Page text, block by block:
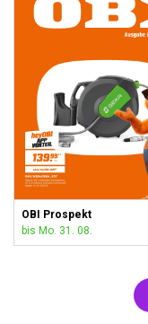
OBI Prospekt
bis Mo. 31. 08.